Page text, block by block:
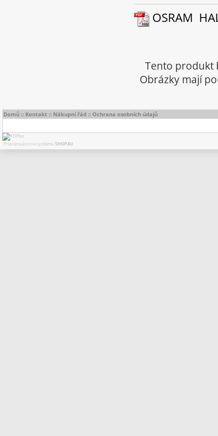
OSRAM
Tento produkt
Obrázky mají
Domů :: Kontakt :: Nákupní řád :: Ochrana osobních údajů
Provozováno na systému SHOP4U